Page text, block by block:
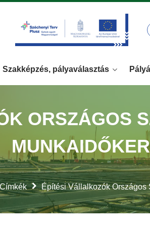
Szakképzés, pályaválasztás
Címkék Építési Vállalkozók Országos
ORSZÁGOS